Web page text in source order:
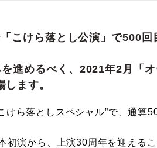
こけら落とし公演」で500回
進めるべく、2021年2月「
ます。
ら落としスペシャル”で、通算
演から、上演30周年を迎えるこ